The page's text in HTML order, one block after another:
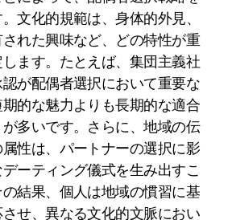
文化的規範は、身体的外見、
れた興味など、どの特性が重
ます。たとえば、集団主義社
が配偶者選択において重要な
的な魅力よりも長期的な適合
多いです。さらに、地域の伝
性は、パートナーの選択に影
ーティング儀式を生み出すこ
結果、個人は地域の慣習に基
せ、異なる文化的文脈におい